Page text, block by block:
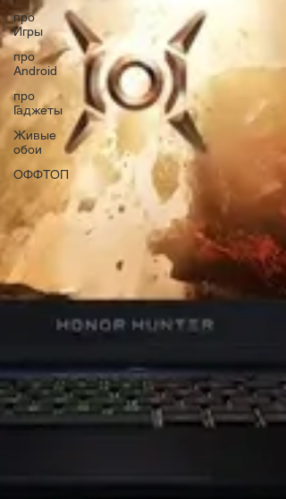
про
Игры
про
Android
про
Гаджеты
Живые
обои
ОФФТОП